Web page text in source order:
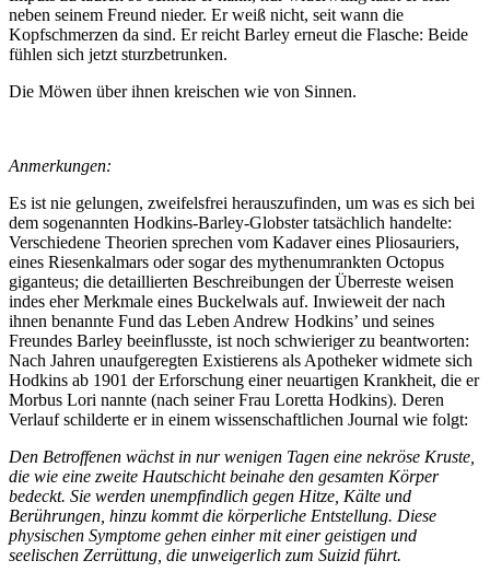
neben seinem Freund nieder. Er weiß nicht, seit wann die
Kopfschmerzen da sind. Er reicht Barley erneut die Flasche: Beide
fühlen sich jetzt sturzbetrunken.
Die Möwen über ihnen kreischen wie von Sinnen.
Anmerkungen:
Es ist nie gelungen, zweifelsfrei herauszufinden, um was es sich bei
dem sogenannten Hodkins-Barley-Globster tatsächlich handelte:
Verschiedene Theorien sprechen vom Kadaver eines Pliosauriers,
eines Riesenkalmars oder sogar des mythenumrankten Octopus
giganteus; die detaillierten Beschreibungen der Überreste weisen
indes eher Merkmale eines Buckelwals auf. Inwieweit der nach
ihnen benannte Fund das Leben Andrew Hodkins’ und seines
Freundes Barley beeinflusste, ist noch schwieriger zu beantworten:
Nach Jahren unaufgeregten Existierens als Apotheker widmete sich
Hodkins ab 1901 der Erforschung einer neuartigen Krankheit, die er
Morbus Lori nannte (nach seiner Frau Loretta Hodkins). Deren
Verlauf schilderte er in einem wissenschaftlichen Journal wie folgt:
Den Betroffenen wächst in nur wenigen Tagen eine nekröse Kruste,
die wie eine zweite Hautschicht beinahe den gesamten Körper
bedeckt. Sie werden unempfindlich gegen Hitze, Kälte und
Berührungen, hinzu kommt die körperliche Entstellung. Diese
physischen Symptome gehen einher mit einer geistigen und
seelischen Zerrüttung, die unweigerlich zum Suizid führt.